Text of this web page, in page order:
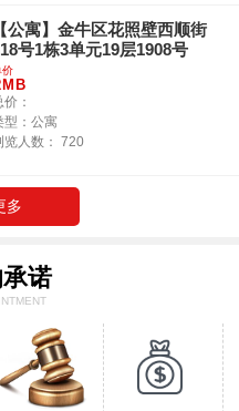
【公寓】金牛区花照壁西顺街
号1栋3单元19层1908号
价
价：
型：公寓
览人数： 720
多
诺